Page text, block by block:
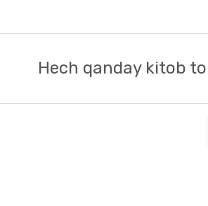
Hech qanday kitob